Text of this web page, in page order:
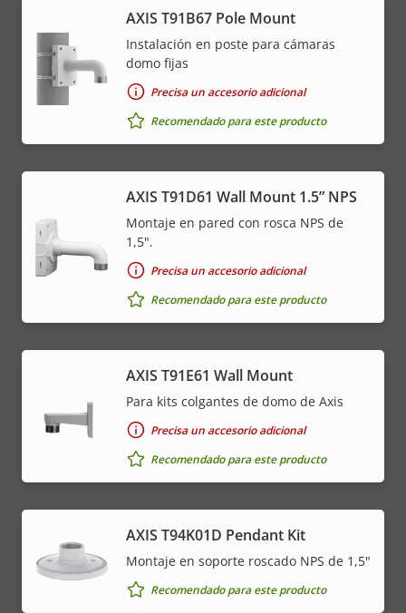
AXIS T91B67 Pole Mount
Instalación en poste para cámaras
domo fijas
Precisa un accesorio adicional
Recomendado para este producto
AXIS T91D61 Wall Mount 1.5” NPS
Montaje en pared con rosca NPS de
1,5".
Precisa un accesorio adicional
Recomendado para este producto
AXIS T91E61 Wall Mount
Para kits colgantes de domo de Axis
Precisa un accesorio adicional
Recomendado para este producto
AXIS T94K01D Pendant Kit
Montaje en soporte roscado NPS de 1,5"
Recomendado para este producto